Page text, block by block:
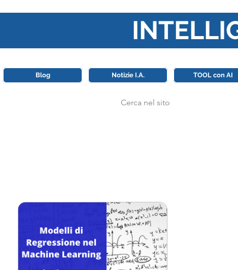
Blog Notizie I.A. TOOL con AI